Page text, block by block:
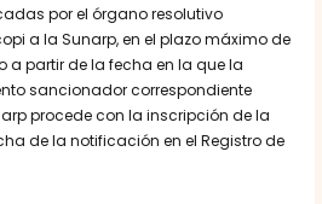
por el órgano resolutivo
a la Sunarp, en el plazo máximo de
a partir de la fecha en la que la
sancionador correspondiente
procede con la inscripción de la
de la notificación en el Registro de